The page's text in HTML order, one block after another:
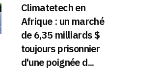
Climatetech en
Afrique : un marché
de 6,35 milliards $
toujours prisonnier
d'une poignée d...